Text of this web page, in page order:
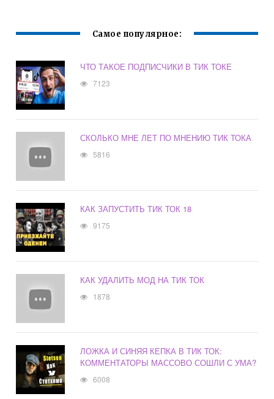
Самое популярное:
ЧТО ТАКОЕ ПОДПИСЧИКИ В ТИК ТОКЕ
7123
СКОЛЬКО МНЕ ЛЕТ ПО МНЕНИЮ ТИК ТОКА
5816
КАК ЗАПУСТИТЬ ТИК ТОК 18
9175
КАК УДАЛИТЬ МОД НА ТИК ТОК
1878
ЛОЖКА И СИНЯЯ КЕПКА В ТИК ТОК:
КОММЕНТАТОРЫ МАССОВО СОШЛИ С УМА?
6008